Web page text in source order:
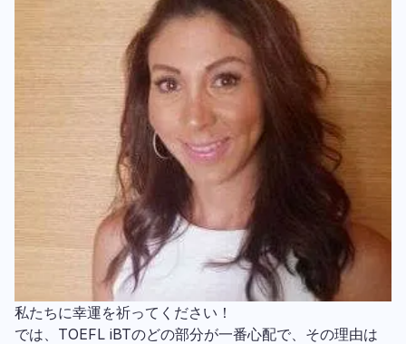
私たちに幸運を祈ってください！
では、TOEFL iBTのどの部分が一番心配で、その理由は